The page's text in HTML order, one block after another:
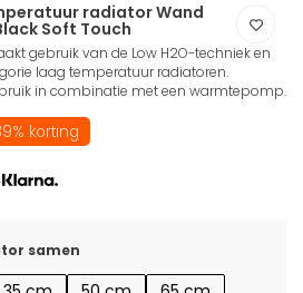
radiator Wand
Soft Touch
gebruik van de Low H2O-techniek en
laag temperatuur radiatoren.
in combinatie met een warmtepomp.
korting
samen